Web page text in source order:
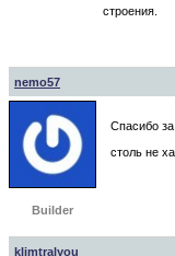
строения.
nemo57
Builder
Спасибо
столь не
klimtralyou